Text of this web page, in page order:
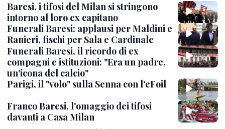
Baresi, i tifosi del Milan si stringono
intorno al loro ex capitano
Funerali Baresi: applausi per Maldini e
Ranieri, fischi per Sala e Cardinale
Funerali Baresi, il ricordo di ex
compagni e istituzioni: "Era un padre,
un'icona del calcio"
Parigi, il "volo" sulla Senna con l'eFoil
Franco Baresi, l'omaggio dei tifosi
davanti a Casa Milan